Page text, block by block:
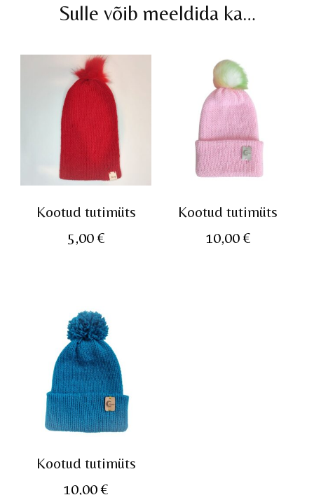
Sulle võib meeldida ka…
Kootud tutimüts
5,00 €
Kootud tutimüts
10,00 €
Kootud tutimüts
10,00€